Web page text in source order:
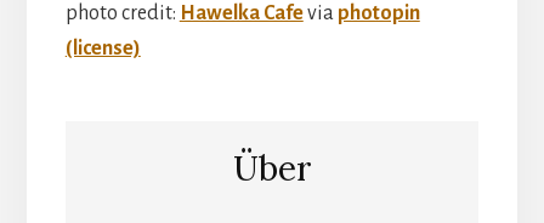
photo credit: Hawelka Cafevia photopin
(license)
Über